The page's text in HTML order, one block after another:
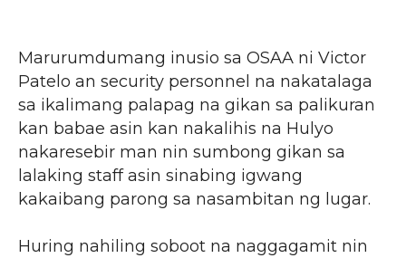
Marurumdumang inusio sa OSAA ni Victor
Patelo an security personnel na nakatalaga
sa ikalimang palapag na gikan sa palikuran
kan babae asin kan nakalihis na Hulyo
nakaresebir man nin sumbong gikan sa
lalaking staff asin sinabing igwang
kakaibang parong sa nasambitan ng lugar.
Huring nahiling soboot na naggagamit nin